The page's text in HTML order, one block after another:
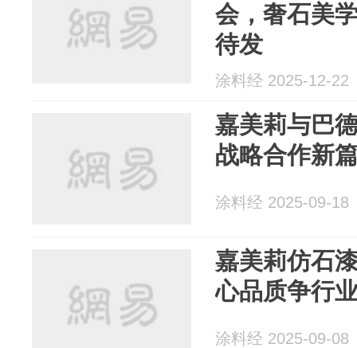
会，奢石美
待发
涂料经 2025-12-22
嘉美莉与巴
战略合作新
涂料经 2025-09-18
嘉美莉仿石
心品质争行
涂料经 2025-09-08